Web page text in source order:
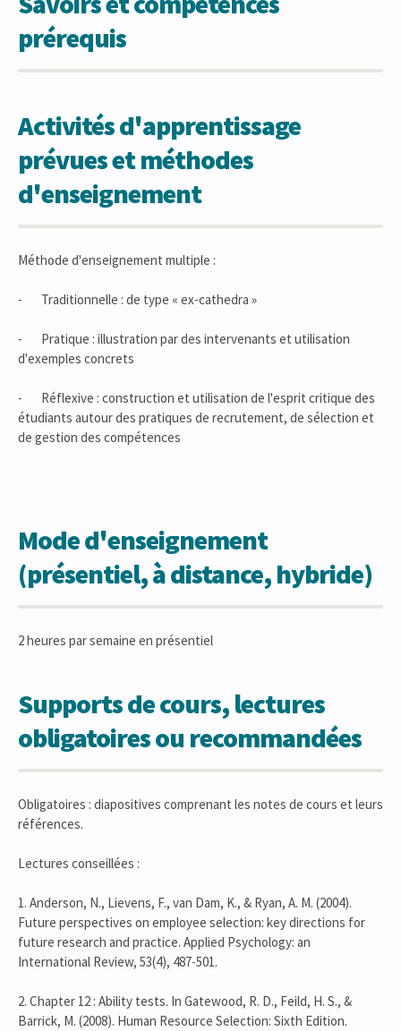
prérequis
Activités d'apprentissage
prévues et méthodes
d'enseignement
Méthode d'enseignement multiple :
- Traditionnelle : de type « ex-cathedra »
- Pratique : illustration par des intervenants et utilisation
d'exemples concrets
- Réflexive : construction et utilisation de l'esprit critique des
étudiants autour des pratiques de recrutement, de sélection et
de gestion des compétences
Mode d'enseignement
(présentiel, à distance, hybride)
2 heures par semaine en présentiel
Supports de cours, lectures
obligatoires ou recommandées
Obligatoires : diapositives comprenant les notes de cours et leurs
références.
Lectures conseillées :
1. Anderson, N., Lievens, F., van Dam, K., & Ryan, A. M. (2004).
Future perspectives on employee selection: key directions for
future research and practice. Applied Psychology: an
International Review, 53(4), 487-501.
2. Chapter 12 : Ability tests. In Gatewood, R. D., Feild, H. S., &
Barrick, M. (2008). Human Resource Selection: Sixth Edition.